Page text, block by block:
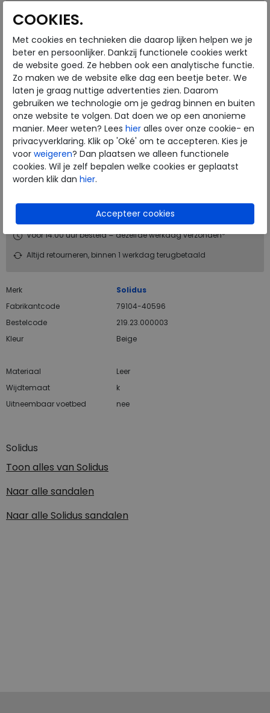
Solidus
Toon alles van Solidus
Naar alle sandalen
Naar alle Solidus sandalen
Welke maat moet ik kiezen?
PLAATS IN WINKELMAND
SELECTEER EERST UW MAAT
Onze winkelvoorraad
Maat
4,5
Meijerink Heemskerk
HEEMSKERK
Meijerink Hoorn
HOORN
Gratis verzending binnen Nederland*
Voor 14:00 uur besteld = dezelfde werkdag verzonden*
Altijd retourneren, binnen 1 werkdag terugbetaald
Merk
Solidus
Fabrikantcode
79104-40596
Bestelcode
219.23.000003
Kleur
Beige
Materiaal
Leer
Wijdtemaat
k
Uitneembaar voetbed
nee
COOKIES.
Met cookies en technieken die daarop lijken helpen we je
beter en persoonlijker. Dankzij functionele cookies werkt
de website goed. Ze hebben ook een analytische functie.
Zo maken we de website elke dag een beetje beter. We
laten je graag nuttige advertenties zien. Daarom
gebruiken we technologie om je gedrag binnen en buiten
onze website te volgen. Dat doen we op een anonieme
manier. Meer weten? Lees hier alles over onze cookie- en
privacyverklaring. Klik op 'Oké' om te accepteren. Kies je
voor weigeren? Dan plaatsen we alleen functionele
cookies. Wil je zelf bepalen welke cookies er geplaatst
worden klik dan hier.